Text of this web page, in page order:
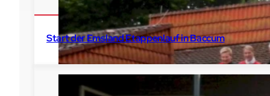
Start der Emsland Etappenlauf in Baccum